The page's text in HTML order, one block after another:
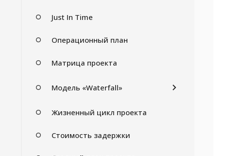
Just In Time
Операционный план
Матрица проекта
Модель «Waterfall»
Жизненный цикл проекта
Стоимость задержки